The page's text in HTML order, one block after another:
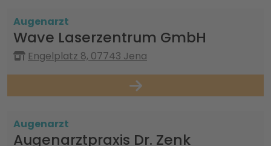
Augenarzt
Wave Laserzentrum GmbH
Engelplatz 8, 07743 Jena
Augenarzt
Augenarztpraxis Dr. Zenk